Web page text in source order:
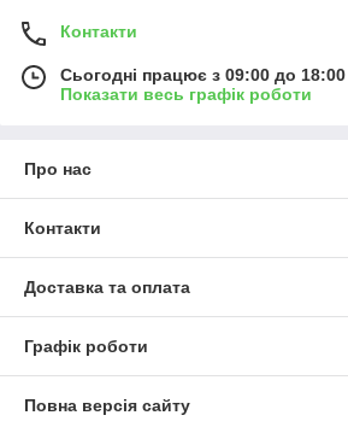
Контакти
Сьогодні працює з 09:00 до 18:00
Показати весь графік роботи
Про нас
Контакти
Доставка та оплата
Графік роботи
Повна версія сайту